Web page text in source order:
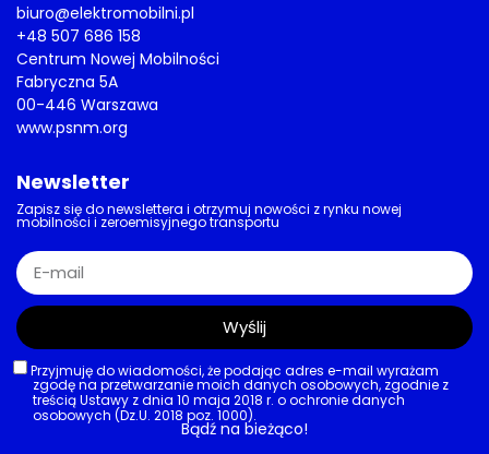
biuro@elektromobilni.pl
+48 507 686 158
Centrum Nowej Mobilności
Fabryczna 5A
00-446 Warszawa
www.psnm.org
Newsletter
Zapisz się do newslettera i otrzymuj nowości z rynku nowej
mobilności i zeroemisyjnego transportu
Przyjmuję do wiadomości, że podając adres e-mail wyrażam
zgodę na przetwarzanie moich danych osobowych, zgodnie z
treścią Ustawy z dnia 10 maja 2018 r. o ochronie danych
osobowych (Dz.U. 2018 poz. 1000).
Wyślij
Bądź na bieżąco!